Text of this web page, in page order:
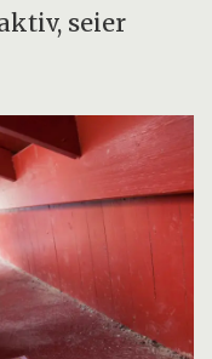
seier